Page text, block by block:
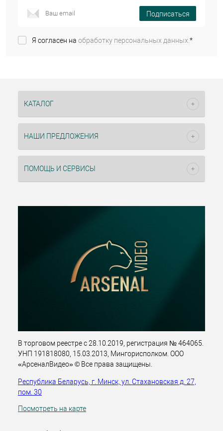
Подписаться
Я согласен на обработку персональных данных.*
КАТАЛОГ
НАШИ ПРЕДЛОЖЕНИЯ
ПОМОЩЬ И СЕРВИСЫ
В торговом реестре с 28.10.2019, регистрация № 464065.
УНП 191818080, 15.03.2013, Мингорисполком. ООО
«АрсеналВидео» © Все права защищены.
Республика Беларусь, г. Минск, ул. Стахановская д. 27,
пом. 30
Посмотреть на карте